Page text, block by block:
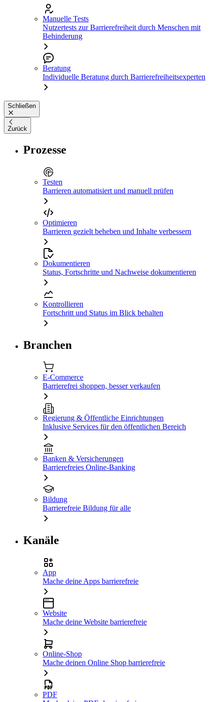
Manuelle Tests
Nutzertests zur Barrierefreiheit durch Menschen mit
Behinderung
Beratung
Individuelle Beratung durch Barrierefreiheitsexperten
Schließen
Zurück
Prozesse
Testen
Barrieren automatisiert und manuell prüfen
Optimieren
Barrieren gezielt beheben und Inhalte verbessern
Dokumentieren
Status, Fortschritte und Nachweise dokumentieren
Kontrollieren
Fortschritt und Status im Blick behalten
Branchen
E-Commerce
Barrierefrei shoppen, besser verkaufen
Regierung & Öffentliche Einrichtungen
Inklusive Services für den öffentlichen Bereich
Banken & Versicherungen
Barrierefreies Online-Banking
Bildung
Barrierefreie Bildung für alle
Kanäle
App
Mache deine Apps barrierefreie
Website
Mache deine Website barrierefreie
Online-Shop
Mache deinen Online Shop barrierefreie
PDF